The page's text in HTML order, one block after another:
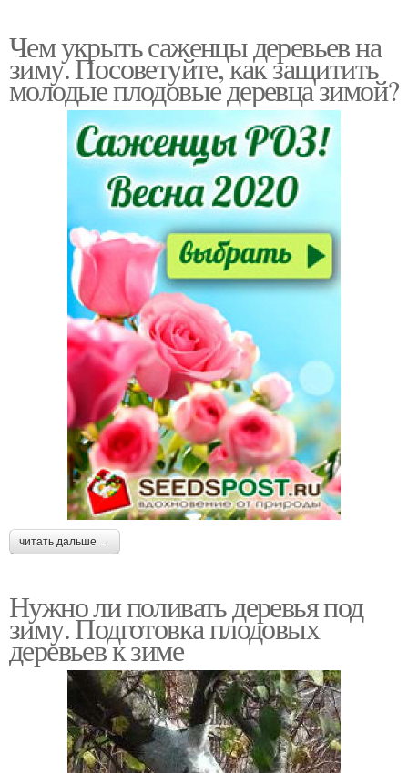
Чем укрыть саженцы деревьев на
зиму. Посоветуйте, как защитить
молодые плодовые деревца зимой?
читать дальше →
Нужно ли поливать деревья под
зиму. Подготовка плодовых
деревьев к зиме